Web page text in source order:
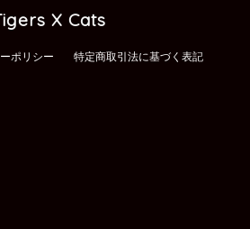
X Cats
ポリシー 特定商取引法に基づく表記